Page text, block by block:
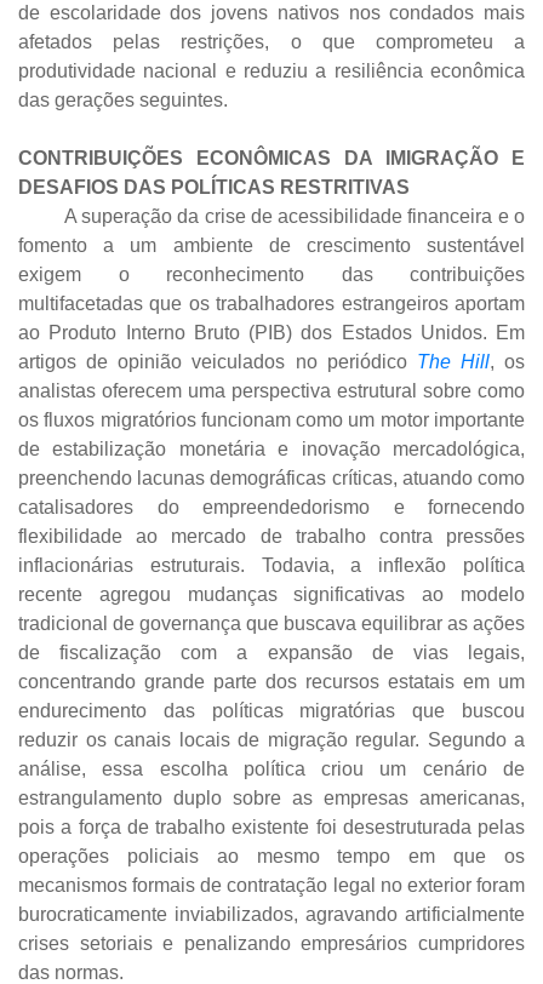
de escolaridade dos jovens nativos nos condados mais
afetados pelas restrições, o que comprometeu a
produtividade nacional e reduziu a resiliência econômica
das gerações seguintes.
CONTRIBUIÇÕES ECONÔMICAS DA IMIGRAÇÃO E
DESAFIOS DAS POLÍTICAS RESTRITIVAS
A superação da crise de acessibilidade financeira e o
fomento a um ambiente de crescimento sustentável
exigem o reconhecimento das contribuições
multifacetadas que os trabalhadores estrangeiros aportam
ao Produto Interno Bruto (PIB) dos Estados Unidos. Em
artigos de opinião veiculados no periódico The Hill, os
analistas oferecem uma perspectiva estrutural sobre como
os fluxos migratórios funcionam como um motor importante
de estabilização monetária e inovação mercadológica,
preenchendo lacunas demográficas críticas, atuando como
catalisadores do empreendedorismo e fornecendo
flexibilidade ao mercado de trabalho contra pressões
inflacionárias estruturais. Todavia, a inflexão política
recente agregou mudanças significativas ao modelo
tradicional de governança que buscava equilibrar as ações
de fiscalização com a expansão de vias legais,
concentrando grande parte dos recursos estatais em um
endurecimento das políticas migratórias que buscou
reduzir os canais locais de migração regular. Segundo a
análise, essa escolha política criou um cenário de
estrangulamento duplo sobre as empresas americanas,
pois a força de trabalho existente foi desestruturada pelas
operações policiais ao mesmo tempo em que os
mecanismos formais de contratação legal no exterior foram
burocraticamente inviabilizados, agravando artificialmente
crises setoriais e penalizando empresários cumpridores
das normas.